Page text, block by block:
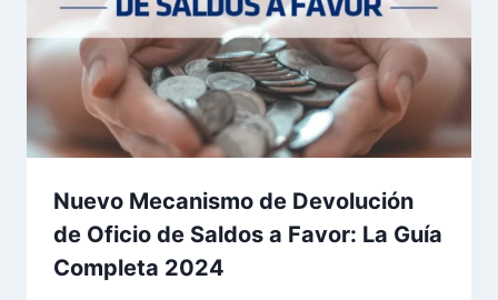
Nuevo Mecanismo de Devolución
de Oficio de Saldos a Favor: La Guía
Completa 2024